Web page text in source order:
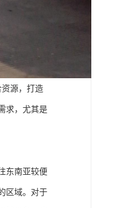
源，打造
求，尤其是
东南亚较便
区域。对于